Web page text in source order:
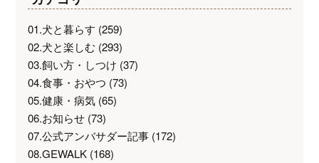
01.犬と暮らす (259)
02.犬と楽しむ (293)
03.飼い方・しつけ (37)
04.食事・おやつ (73)
05.健康・病気(65)
06.お知らせ(73)
07.公式アンバサダー記事(172)
08.GEWALK(168)